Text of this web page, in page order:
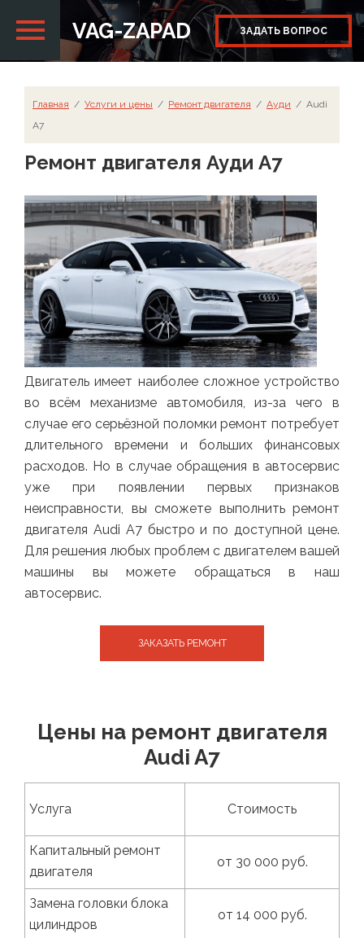
VAG-ZAPAD ЗАДАТЬ ВОПРОС
Главная
  /
Услуги и цены
  /
Ремонт двигателя
  /
Ауди
  /  Audi
A7
Ремонт двигателя Ауди А7
Двигатель имеет наиболее сложное устройство
во всём механизме автомобиля, из-за чего в
случае его серьёзной поломки ремонт потребует
длительного времени и больших финансовых
расходов. Но в случае обращения в автосервис
уже при появлении первых признаков
неисправности, вы сможете выполнить ремонт
двигателя Audi A7 быстро и по доступной цене.
Для решения любых проблем с двигателем вашей
машины вы можете обращаться в наш
автосервис.
ЗАКАЗАТЬ РЕМОНТ
Цены на ремонт двигателя
Audi A7
Услуга Стоимость
Капитальный ремонт
двигателя
от 30 000 руб.
Замена головки блока
цилиндров
от 14 000 руб.